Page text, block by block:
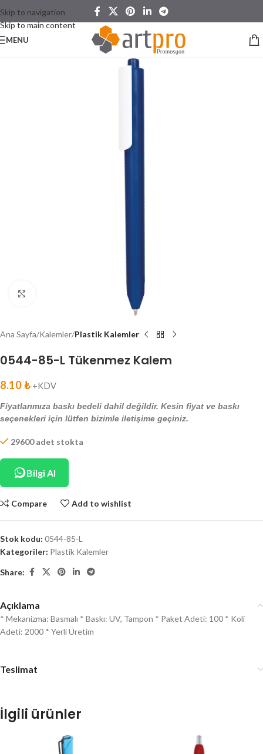
Skip to navigation
Skip to main content
MENU
Ana Sayfa Kalemler Plastik Kalemler
0544-85-L Tükenmez Kalem
8.10₺ +KDV
Fiyatlarımıza baskı bedeli dahil değildir. Kesin fiyat ve baskı
seçenekleri için lütfen bizimle iletişime geçiniz.
29600 adet stokta
Bilgi Al
Compare Add to wishlist
Stok kodu: 0544-85-L
Kategoriler: Plastik Kalemler
Share:
Açıklama
* Mekanizma: Basmalı * Baskı: UV, Tampon * Paket Adeti: 100 * Koli
Adeti: 2000 * Yerli Üretim
Teslimat
İlgili ürünler